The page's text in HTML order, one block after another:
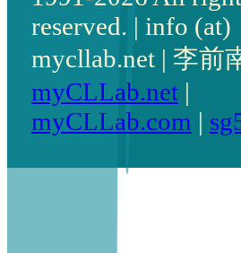
reserved. | info (at)
mycllab.net | 李前
myCLLab.net|
myCLLab.com |